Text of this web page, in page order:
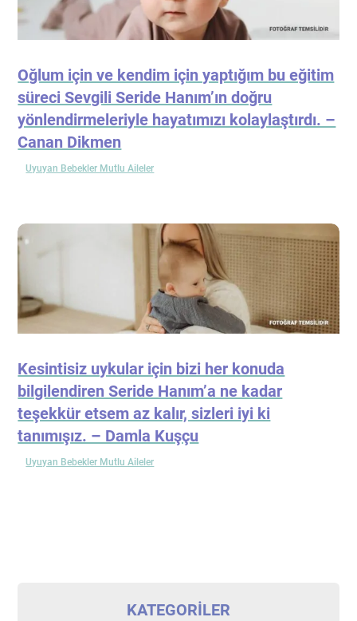
Oğlum için ve kendim için yaptığım bu eğitim
süreci Sevgili Seride Hanım’ın doğru
yönlendirmeleriyle hayatımızı kolaylaştırdı. –
Canan Dikmen
Uyuyan Bebekler Mutlu Aileler
Kesintisiz uykular için bizi her konuda
bilgilendiren Seride Hanım’a ne kadar
teşekkür etsem az kalır, sizleri iyi ki
tanımışız. – Damla Kuşçu
Uyuyan Bebekler Mutlu Aileler
KATEGORILER